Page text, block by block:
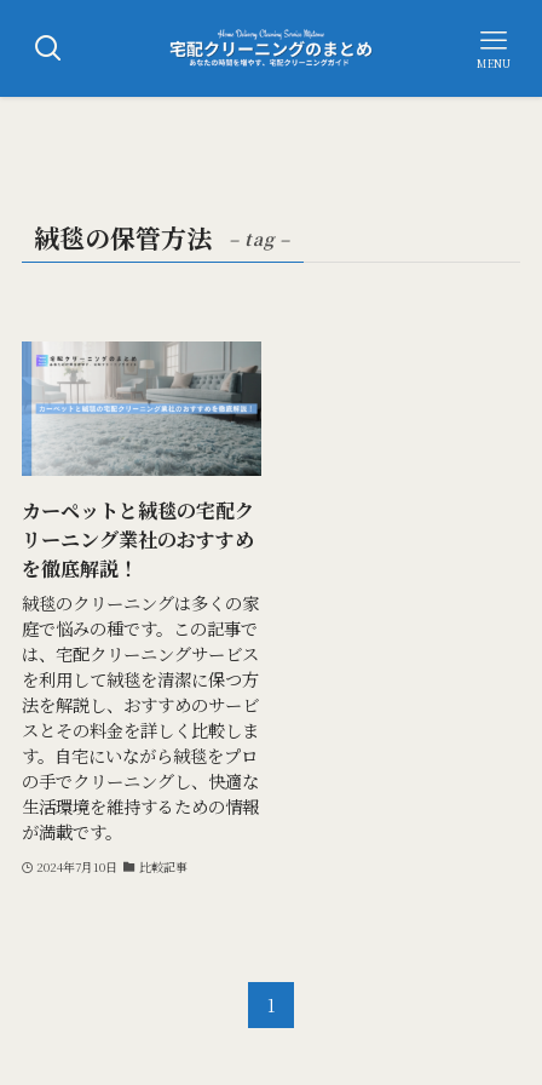
MENU
絨毯の保管方法 – tag –
カーペットと絨毯の宅配ク
リーニング業社のおすすめ
を徹底解説！
絨毯のクリーニングは多くの家
庭で悩みの種です。この記事で
は、宅配クリーニングサービス
を利用して絨毯を清潔に保つ方
法を解説し、おすすめのサービ
スとその料金を詳しく比較しま
す。自宅にいながら絨毯をプロ
の手でクリーニングし、快適な
生活環境を維持するための情報
が満載です。
2024年7月10日 比較記事
1